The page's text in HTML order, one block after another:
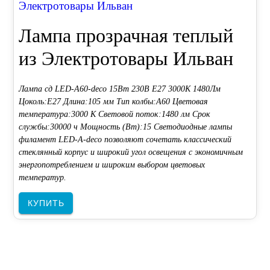
Электротовары Ильван
Лампа прозрачная теплый
из Электротовары Ильван
Лампа сд LED-A60-deco 15Вт 230В Е27 3000К 1480Лм
Цоколь:E27 Длина:105 мм Тип колбы:A60 Цветовая
температура:3000 К Световой поток:1480 лм Срок
службы:30000 ч Мощность (Вт):15 Светодиодные лампы
филамент LED-A-deco позволяют сочетать классический
стеклянный корпус и широкий угол освещения с экономичным
энергопотреблением и широким выбором цветовых
температур.
КУПИТЬ